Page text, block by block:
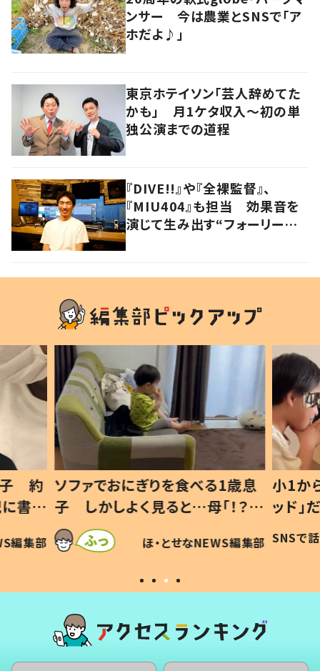
ンサー 今は農業とSNSで「ア
ホだよ♪」
東京ホテイソン「芸人辞めてた
かも」 月1ケタ収入～初の単
独公演までの道程
『DIVE!!』や『全裸監督』、
『MIU404』も担当 効果音を
演じて生み出す“フォーリーア
子 約
書い
編集部
ソファでおにぎりを食べる1歳息
子 しかしよく見ると…母「！？」
すべてを察した母の投稿に「可愛
いから許す！」「現行犯〜」
ほ・とせなNEWS編集部
小1か
ッド
作り
#令和
SNSで